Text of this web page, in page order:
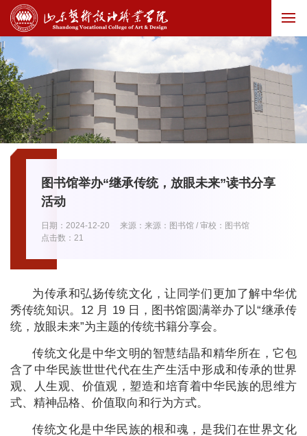
图书馆举办“继承传统，放眼未来”读书分享
活动
日期：2024-12-20
来源：来源：图书馆 / 审校：图书馆
点击数： 21
为传承和弘扬传统文化，让同学们更加了解中华优
秀传统知识。12 月 19 日，图书馆圆满举办了以“继承传
统，放眼未来”为主题的传统书籍分享会。
传统文化是中华文明的智慧结晶和精华所在，它包
含了中华民族世世代代在生产生活中形成和传承的世界
观、人生观、价值观，塑造和培育着中华民族的思维方
式、精神品格、价值取向和行为方式。
传统文化是中华民族的根和魂，是我们在世界文化